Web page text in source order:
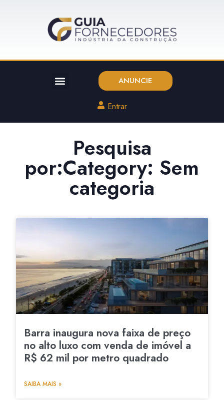
ANUNCIE
Entrar
Pesquisa
por:Category: Sem
categoria
Barra inaugura nova faixa de preço
no alto luxo com venda de imóvel a
R$ 62 mil por metro quadrado
SAIBA MAIS »